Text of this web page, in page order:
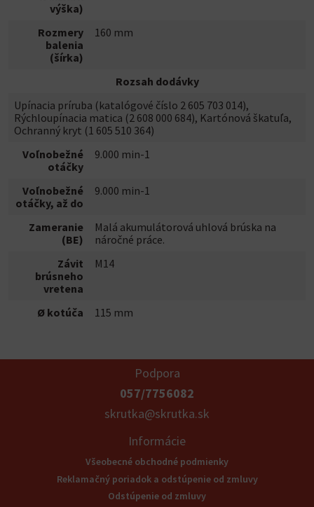
výška)
Rozmery
balenia
(šírka)
160 mm
Rozsah dodávky
Upínacia príruba (katalógové číslo 2 605 703 014),
Rýchloupínacia matica (2 608 000 684), Kartónová škatuľa,
Ochranný kryt (1 605 510 364)
Voľnobežné
otáčky
9.000 min-1
Voľnobežné
otáčky, až do
9.000 min-1
Zameranie
(BE)
Malá akumulátorová uhlová brúska na
náročné práce.
Závit
brúsneho
vretena
M14
Ø kotúča 115 mm
Podpora
057/7756082
skrutka@skrutka.sk
Informácie
Všeobecné obchodné podmienky
Reklamačný poriadok a odstúpenie od zmluvy
Odstúpenie od zmluvy